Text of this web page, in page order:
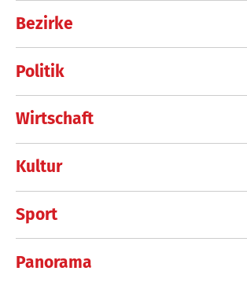
Bezirke
Politik
Wirtschaft
Kultur
Sport
Panorama